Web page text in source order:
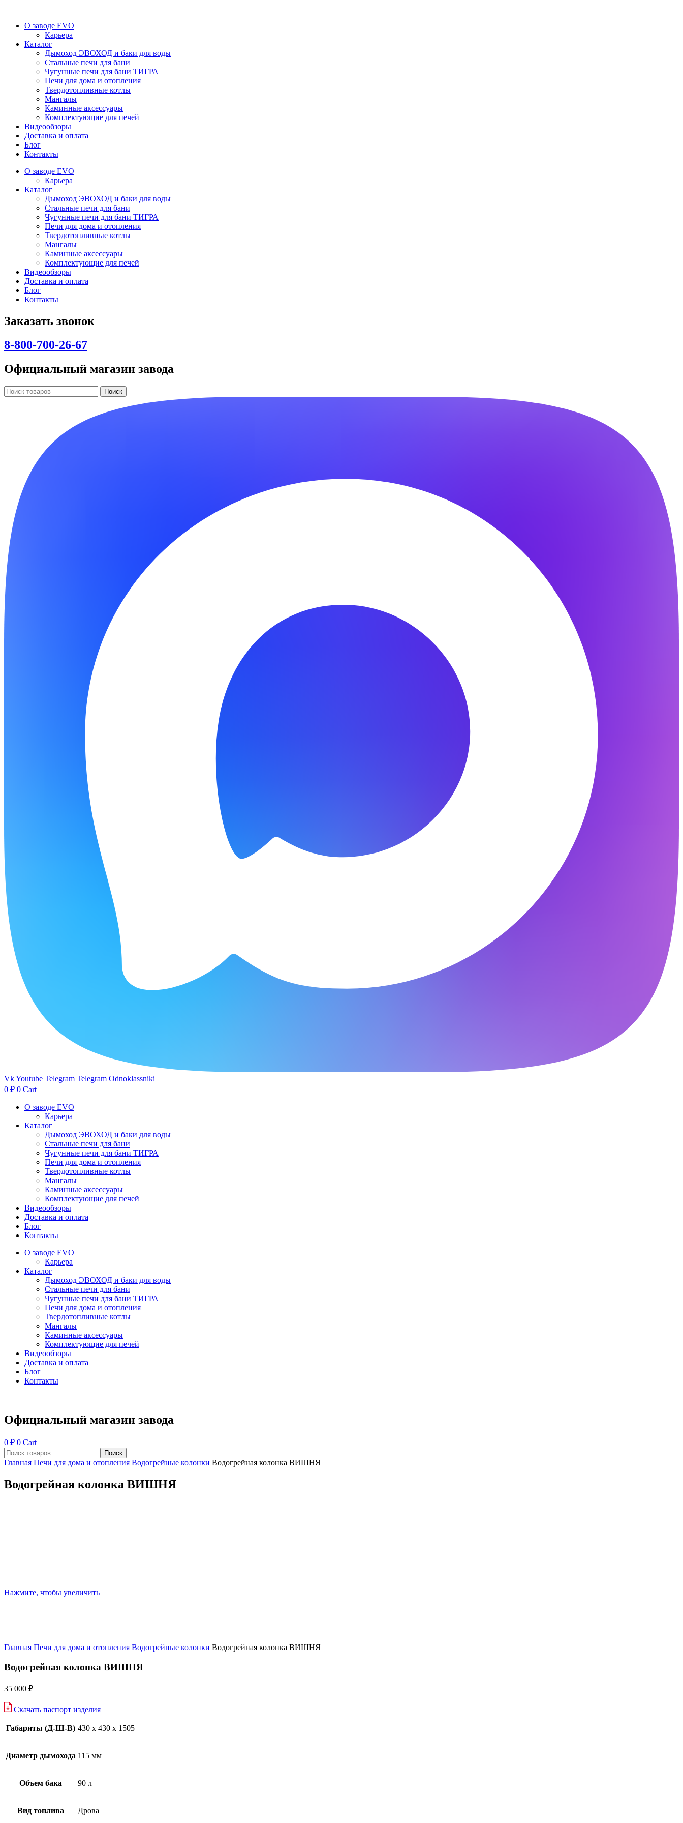
О заводе EVO
Карьера
Каталог
Дымоход ЭВОХОД и баки для воды
Стальные печи для бани
Чугунные печи для бани ТИГРА
Печи для дома и отопления
Твердотопливные котлы
Мангалы
Каминные аксессуары
Комплектующие для печей
Видеообзоры
Доставка и оплата
Блог
Контакты
О заводе EVO
Карьера
Каталог
Дымоход ЭВОХОД и баки для воды
Стальные печи для бани
Чугунные печи для бани ТИГРА
Печи для дома и отопления
Твердотопливные котлы
Мангалы
Каминные аксессуары
Комплектующие для печей
Видеообзоры
Доставка и оплата
Блог
Контакты
Заказать звонок
8-800-700-26-67
Официальный магазин завода
Поиск
VkYoutube Telegram Telegram Odnoklassniki
0 ₽ 0 Cart
О заводе EVO
Карьера
Каталог
Дымоход ЭВОХОД и баки для воды
Стальные печи для бани
Чугунные печи для бани ТИГРА
Печи для дома и отопления
Твердотопливные котлы
Мангалы
Каминные аксессуары
Комплектующие для печей
Видеообзоры
Доставка и оплата
Блог
Контакты
О заводе EVO
Карьера
Каталог
Дымоход ЭВОХОД и баки для воды
Стальные печи для бани
Чугунные печи для бани ТИГРА
Печи для дома и отопления
Твердотопливные котлы
Мангалы
Каминные аксессуары
Комплектующие для печей
Видеообзоры
Доставка и оплата
Блог
Контакты
Официальный магазин завода
0 ₽ 0 Cart
Поиск
Главная Печи для дома и отопления Водогрейные колонки Водогрейная колонка ВИШНЯ
Водогрейная колонка ВИШНЯ
Нажмите, чтобы увеличить
Главная Печи для дома и отопления Водогрейные колонки Водогрейная колонка ВИШНЯ
Водогрейная колонка ВИШНЯ
35 000 ₽
Скачать паспорт изделия
Габариты (Д-Ш-В) 430 х 430 х 1505
Диаметр дымохода 115 мм
Объем бака 90 л
Вид топлива Дрова